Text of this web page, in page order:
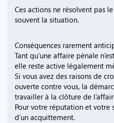
Ces actions ne résolvent pas
souvent la situation.
Conséquences rarement
Tant qu’une affaire pénale
elle reste active légalement
Si vous avez des raisons de
ouverte contre vous, la
travailler à la clôture de
Pour votre réputation et votre
d’un acquittement.